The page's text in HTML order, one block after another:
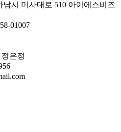
시 미사대로 510 아이에스비즈
01007
은정